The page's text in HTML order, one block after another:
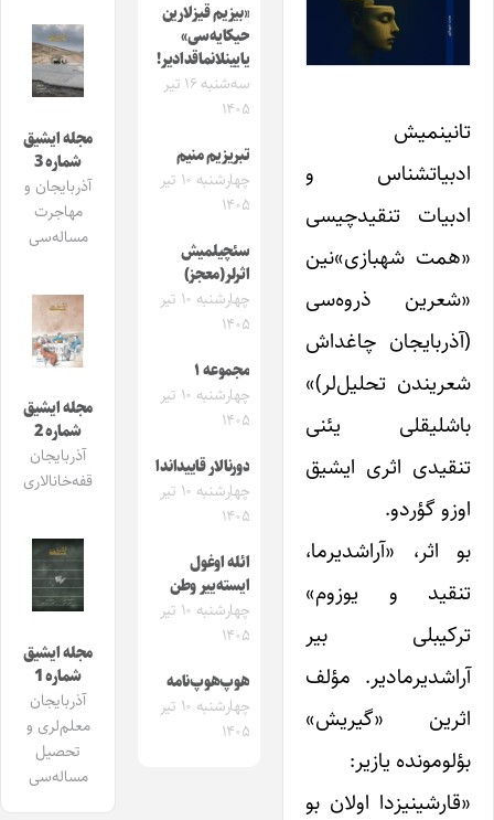
تانینمیش
ادبیاتشناس و
ادبیات تنقیدچیسی
«همت شهبازی»‌نین
«شعرین ذروه‌سی
(آذربایجان چاغداش
شعریندن تحلیل‌لر)»
باشلیقلی یئنی
تنقیدی اثری ایشیق
اوزو گؤردو.
بو اثر، «آراشدیرما،
تنقید و یوزوم»
ترکیبلی بیر
آراشدیرمادیر. مؤلف
اثرین «گیریش»
بؤلومونده یازیر:
«قارشینیزدا اولان بو
«بیزیم قیزلارین
حیکایه‌سی»
یایینلانماقدادیر!
سه‌شنبه ۱۶ تیر
۱۴۰۵
تبریزیم منیم
چهارشنبه ۱۰ تیر
۱۴۰۵
سئچیلمیش
اثرلر(معجز)
چهارشنبه ۱۰ تیر
۱۴۰۵
مجموعه ۱
چهارشنبه ۱۰ تیر
۱۴۰۵
دورنالار قاییداندا
چهارشنبه ۱۰ تیر
۱۴۰۵
ائله اوغول
ایسته‌ییر وطن
چهارشنبه ۱۰ تیر
۱۴۰۵
هوپ‌هوپ‌نامه
چهارشنبه ۱۰ تیر
۱۴۰۵
مجله ایشیق
شماره 3
آذربایجان و
مهاجرت
مساله‌سی
مجله ایشیق
شماره 2
آذربایجان
قفه‌خانالاری
مجله ایشیق
شماره 1
آذربایجان
معلم‌لری و
تحصیل
مساله‌سی